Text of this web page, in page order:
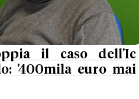
il caso dell'Ic
'400mila euro mai